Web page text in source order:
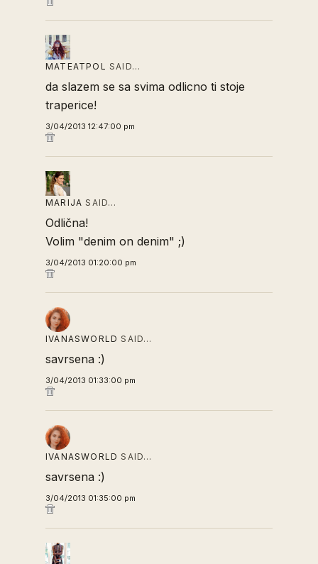
MATEATPOL SAID…
da slazem se sa svima odlicno ti stoje
traperice!
3/04/2013 12:47:00 pm
MARIJA SAID…
Odlična!
Volim "denim on denim" ;)
3/04/2013 01:20:00 pm
IVANASWORLD SAID…
savrsena :)
3/04/2013 01:33:00 pm
IVANASWORLD SAID…
savrsena :)
3/04/2013 01:35:00 pm